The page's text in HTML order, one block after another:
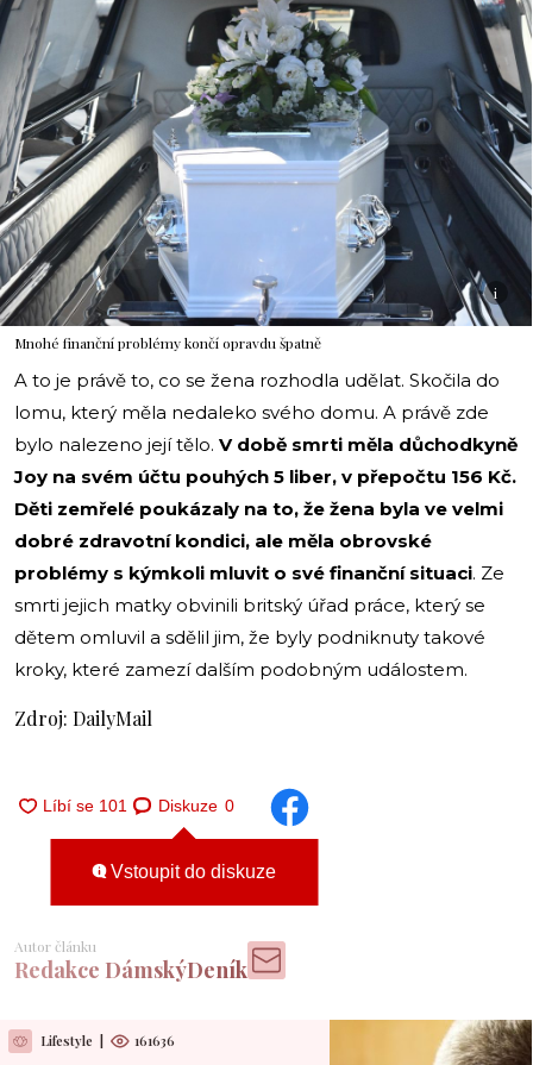
i
Mnohé finanční problémy končí opravdu špatně
A to je právě to, co se žena rozhodla udělat. Skočila do
lomu, který měla nedaleko svého domu. A právě zde
bylo nalezeno její tělo. V době smrti měla důchodkyně
Joy na svém účtu pouhých 5 liber, v přepočtu 156 Kč.
Děti zemřelé poukázaly na to, že žena byla ve velmi
dobré zdravotní kondici, ale měla obrovské
problémy s kýmkoli mluvit o své finanční situaci. Ze
smrti jejich matky obvinili britský úřad práce, který se
dětem omluvil a sdělil jim, že byly podniknuty takové
kroky, které zamezí dalším podobným událostem.
Zdroj: DailyMail
Diskuze 0
Vstoupit do diskuze
Autor článku
Redakce DámskýDeník
Lifestyle 161636